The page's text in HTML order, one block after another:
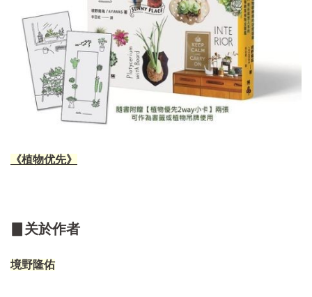
《植物优先》
▊关於作者
境野隆佑